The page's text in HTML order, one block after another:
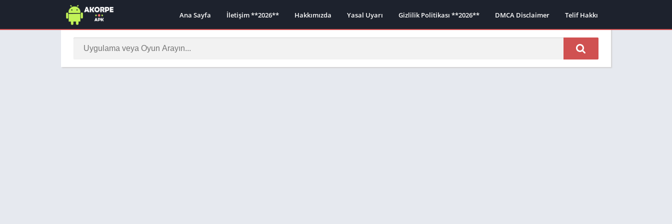
Ana Sayfa İletişim **2026** Hakkımızda Yasal Uyarı Gizlilik Politikası **2026** DMCA Disclaimer Telif Hakkı